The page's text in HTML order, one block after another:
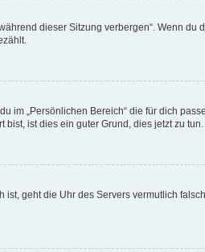
dieser Sitzung verbergen“. Wenn du
„Persönlichen Bereich“ die für dich
ist dies ein guter Grund, dies jetzt zu tun.
geht die Uhr des Servers vermutlich